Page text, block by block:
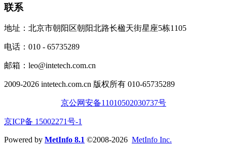
联系
地址：北京市朝阳区朝阳北路长楹天街星座5栋1105
电话：010 - 65735289
邮箱：leo@intetech.com.cn
2009-2026 intetech.com.cn 版权所有 010-65735289
京公网安备11010502030737号
京ICP备 15002271号-1
Powered by MetInfo 8.1 ©2008-2026 MetInfo Inc.